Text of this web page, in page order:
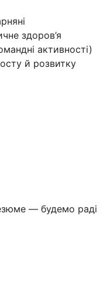
здоров’я
активності)
й розвитку
— будемо раді